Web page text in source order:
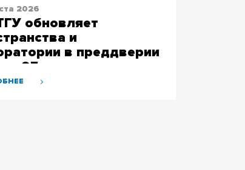
2026
обновляет
и
в преддверии
95-летия